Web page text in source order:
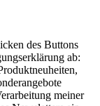
des Buttons
ab:
meiner